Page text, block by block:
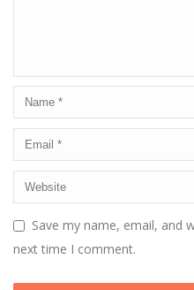
Save my name, email, and
next time I comment.